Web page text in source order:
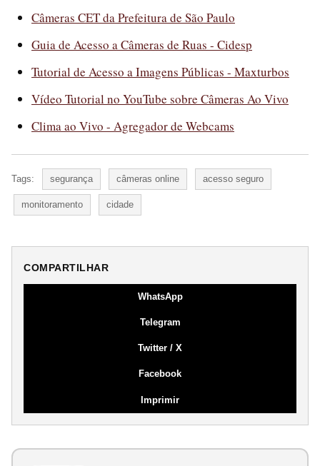
Câmeras CET da Prefeitura de São Paulo
Guia de Acesso a Câmeras de Ruas - Cidesp
Tutorial de Acesso a Imagens Públicas - Maxturbos
Vídeo Tutorial no YouTube sobre Câmeras Ao Vivo
Clima ao Vivo - Agregador de Webcams
Tags: segurança câmeras online acesso seguro
monitoramento cidade
COMPARTILHAR
WhatsApp
Telegram
Twitter / X
Facebook
Imprimir